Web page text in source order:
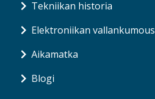
Tekniikan historia
Elektroniikan vallankumous
Aikamatka
Blogi